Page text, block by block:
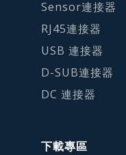
Sensor連接器
RJ45連接器
USB 連接器
D-SUB連接器
DC 連接器
下載專區